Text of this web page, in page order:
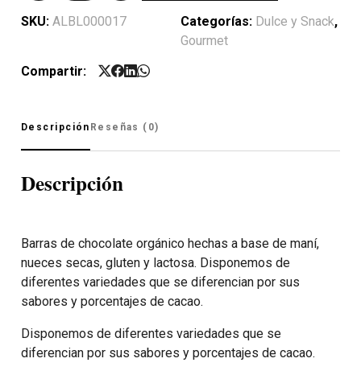
SKU: ALBL000017 Categorías: Dulce y Snack,
Gourmet
Compartir:
Descripción Reseñas (0)
Descripción
Barras de chocolate orgánico hechas a base de maní,
nueces secas, gluten y lactosa. Disponemos de
diferentes variedades que se diferencian por sus
sabores y porcentajes de cacao.
Disponemos de diferentes variedades que se
diferencian por sus sabores y porcentajes de cacao.